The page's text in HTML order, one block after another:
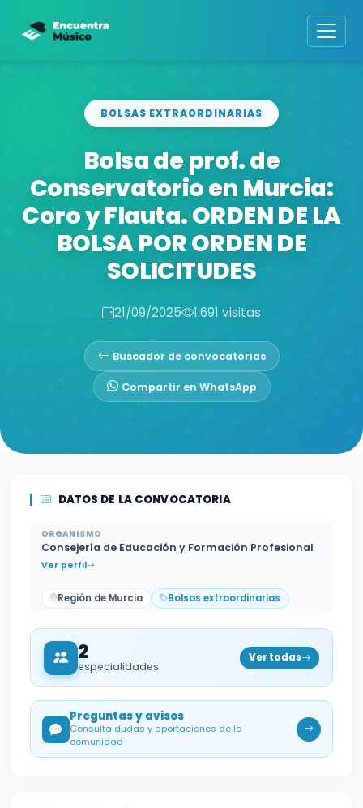
BOLSAS EXTRAORDINARIAS
Bolsa de prof. de
Conservatorio en Murcia:
Coro y Flauta. ORDEN DE LA
BOLSA POR ORDEN DE
SOLICITUDES
21/09/2025 1.691 visitas
Buscador de convocatorias
Compartir en WhatsApp
DATOS DE LA CONVOCATORIA
ORGANISMO
Consejería de Educación y Formación Profesional
Ver perfil
Región de Murcia Bolsas extraordinarias
2
especialidades
Ver todas
Preguntas y avisos
Consulta dudas y aportaciones de la
comunidad